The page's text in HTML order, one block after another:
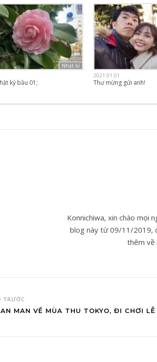
Nhật kí
ký bầu 01;
2021.01.01
Thư mừng gửi anh!
Konnichiwa, xin chào mọi
blog này từ 09/11/2019,
thêm về
TRƯỚC
MAN VỀ MÙA THU TOKYO, ĐI CHƠI LỄ